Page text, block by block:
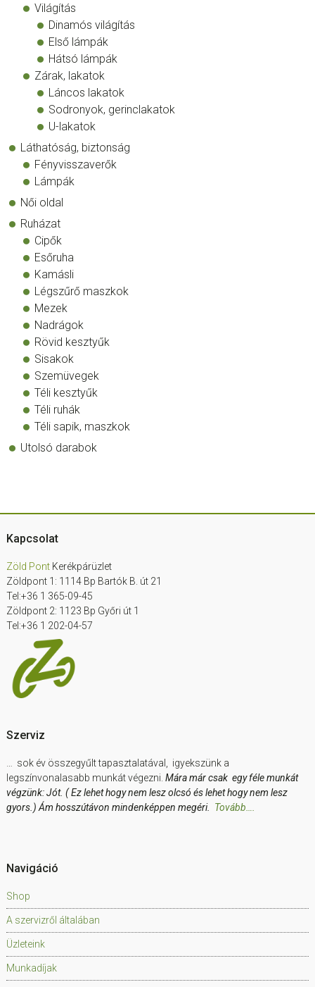
Világítás
Dinamós világítás
Első lámpák
Hátsó lámpák
Zárak, lakatok
Láncos lakatok
Sodronyok, gerinclakatok
U-lakatok
Láthatóság, biztonság
Fényvisszaverők
Lámpák
Női oldal
Ruházat
Cipők
Esőruha
Kamásli
Légszűrő maszkok
Mezek
Nadrágok
Rövid kesztyűk
Sisakok
Szemüvegek
Téli kesztyűk
Téli ruhák
Téli sapik, maszkok
Utolsó darabok
Footer
Kapcsolat
Zöld PontKerékpárüzlet
Zöldpont 1: 1114 Bp Bartók B. út 21
Tel:+36 1 365-09-45
Zöldpont 2: 1123 Bp Győri út 1
Tel:+36 1 202-04-57
Szerviz
… sok év összegyűlt tapasztalatával, igyekszünk a
legszínvonalasabb munkát végezni. Mára már csak egy féle munkát
végzünk: Jót. ( Ez lehet hogy nem lesz olcsó és lehet hogy nem lesz
gyors.) Ám hosszútávon mindenképpen megéri. Tovább….
Navigáció
Shop
A szervizről általában
Üzleteink
Munkadíjak